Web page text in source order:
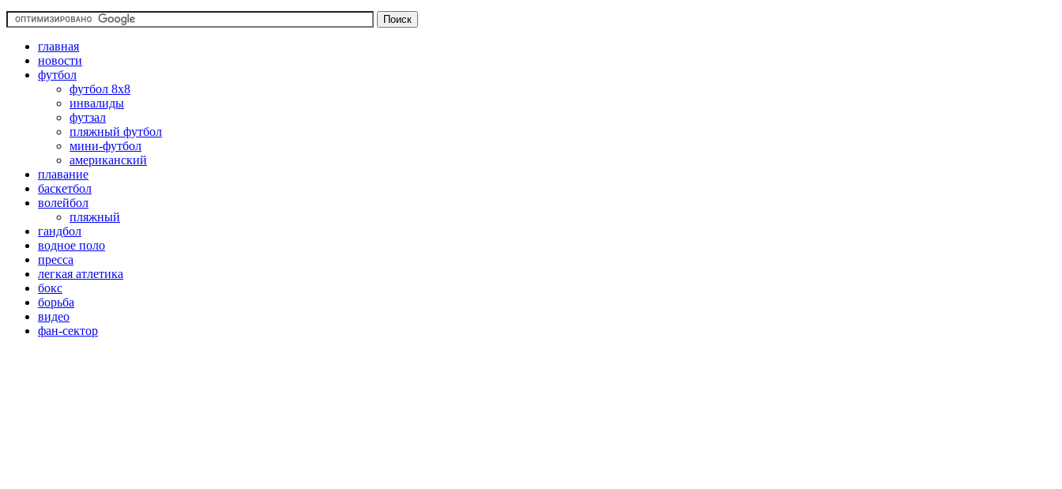
главная
новости
футбол
футбол 8х8
инвалиды
футзал
пляжный футбол
мини-футбол
американский
плавание
баскетбол
волейбол
пляжный
гандбол
водное поло
пресса
легкая атлетика
бокс
борьба
видео
фан-сектор